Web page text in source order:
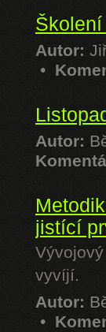
Autor:
•
Autor:
jistící
vyvíjí.
Autor:
•